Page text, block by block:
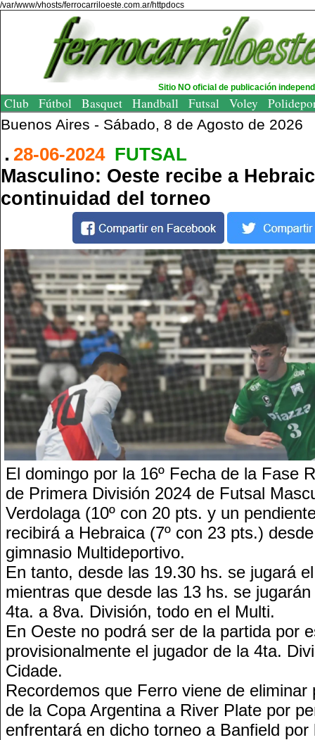
/var/www/vhosts/ferrocarriloeste.com.ar/httpdocs
Sitio NO oficial de publicación
Club Fútbol Basquet Handball Futsal Voley
Buenos Aires - Sábado, 8 de Agosto de 2026
28-06-2024 FUTSAL
Masculino: Oeste recibe a
continuidad del torneo
El domingo por la 16º Fecha de la Fase
de Primera División 2024 de Futsal
Verdolaga (10º con 20 pts. y un
recibirá a Hebraica (7º con 23 pts.)
gimnasio Multideportivo.
En tanto, desde las 19.30 hs. se jugará
mientras que desde las 13 hs. se
4ta. a 8va. División, todo en el Multi.
En Oeste no podrá ser de la partida por
provisionalmente el jugador de la 4ta.
Cidade.
Recordemos que Ferro viene de eliminar
de la Copa Argentina a River Plate por
enfrentará en dicho torneo a Banfield por